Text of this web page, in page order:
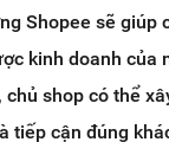
Shopee sẽ giúp
kinh doanh của
shop có thể
tiếp cận đúng